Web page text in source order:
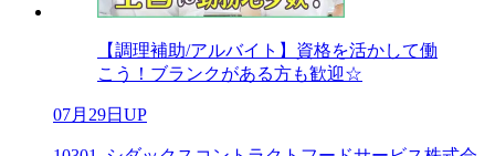
【調理補助/アルバイト】資格を活かして働
こう！ブランクがある方も歓迎☆
07月29日UP